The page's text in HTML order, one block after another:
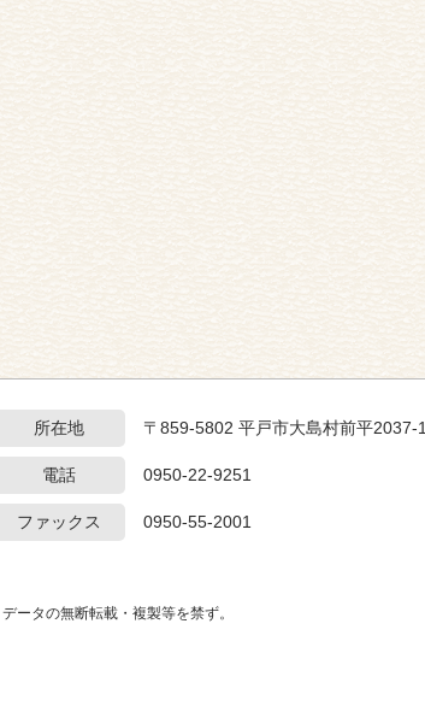
所在地 〒859-5802 平戸市大島村前平2037-1
電話 0950-22-9251
ファックス 0950-55-2001
ータの無断転載・複製等を禁ず。